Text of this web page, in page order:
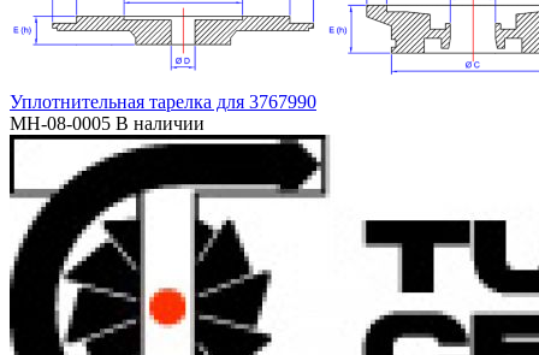
Уплотнительная тарелка для 3767990
MH-08-0005 В наличии